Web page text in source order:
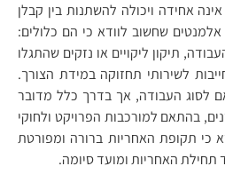
אחידה ויכולה להשתנות בין קבלן
שחשוב לוודא כי הם כלולים:
תיקון ליקויים או נזקים שהתגלו
לשירותי תחזוקה במידת הצורך.
לסוג העבודה, אך בדרך כלל מדובר
בהתאם למורכבות הפרויקט ולחוקי
כי תקופת האחריות ברורה ומפורטת
תחילת האחריות ומועד סיומה.